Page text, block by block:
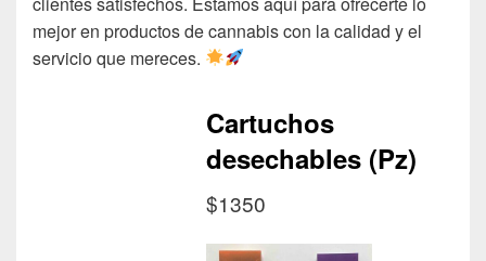
mejor en productos de cannabis con la calidad y el
servicio que mereces.
Cartuchos
desechables (Pz)
$1350